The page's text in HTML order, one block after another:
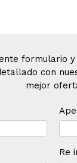
formulario
con
mejor
Re